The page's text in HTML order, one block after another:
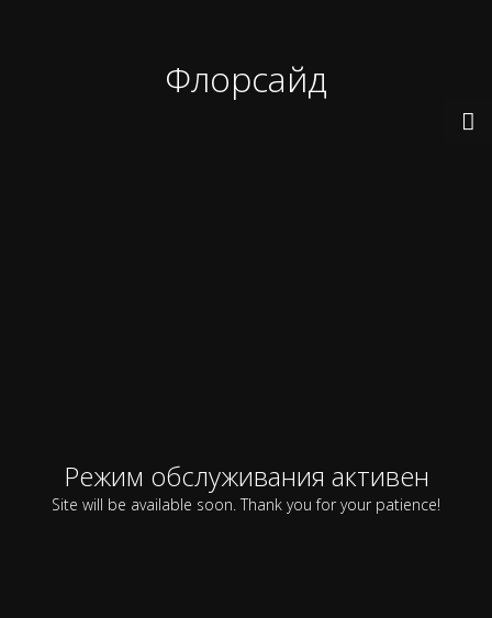
Флорсайд
Режим обслуживания активен
Site will be available soon. Thank you for your patience!